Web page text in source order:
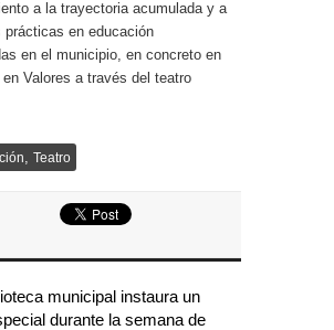
a la trayectoria acumulada y a
prácticas en educación
en el municipio, en concreto en
en Valores a través del teatro
, Teatro
municipal instaura un
durante la semana de